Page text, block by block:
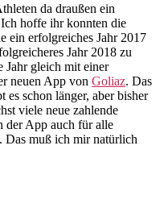
Goliaz
App
da draußen ein
hoffe ihr konnten die
ein erfolgreiches Jahr 2017
Jahr 2018 zu
Jahr gleich mit einer
neuen App von Goliaz. Das
es schon länger, aber bisher
viele neue zahlende
der App auch für alle
Das muß ich mir natürlich